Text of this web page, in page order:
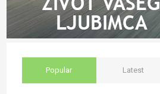
Popular Latest